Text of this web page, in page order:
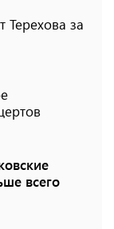
за
всего